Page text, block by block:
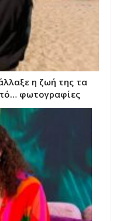
η ζωή της τα
φωτογραφίες